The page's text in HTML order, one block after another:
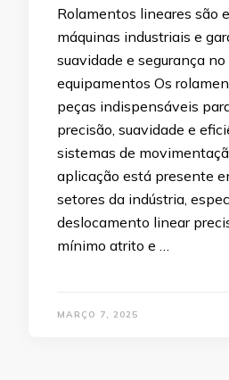
Rolamentos lineares são
máquinas industriais e
suavidade e segurança
equipamentos Os
peças indispensáveis
precisão, suavidade e
sistemas de
aplicação está presente
setores da indústria,
deslocamento linear
mínimo atrito e …
MARÇO 7, 2025